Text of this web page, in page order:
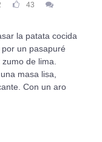
43
la patata cocida
un pasapuré
de lima.
masa lisa,
Con un aro